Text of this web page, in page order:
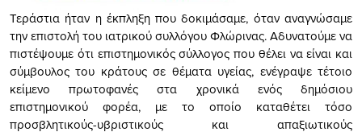
Τεράστια ήταν η έκπληξη που δοκιμάσαμε, όταν αναγνώσαμε
την επιστολή του ιατρικού συλλόγου Φλώρινας. Αδυνατούμε να
πιστέψουμε ότι επιστημονικός σύλλογος που θέλει να είναι και
σύμβουλος του κράτους σε θέματα υγείας, ενέγραψε τέτοιο
κείμενο πρωτοφανές στα χρονικά ενός δημόσιου
επιστημονικού φορέα, με το οποίο καταθέτει τόσο
προσβλητικούς-υβριστικούς και απαξιωτικούς